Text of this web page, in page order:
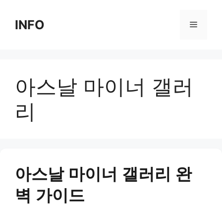
contentINFO Menu
아스날 마이너 갤러
리
아스날 마이너 갤러리 완
벽 가이드